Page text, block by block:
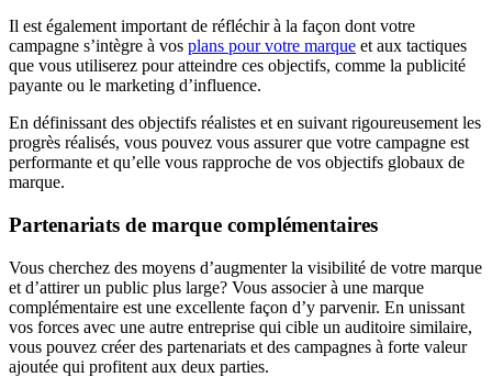
Il est également important de réfléchir à la façon dont votre
campagne s’intègre à vos plans pour votre marque et aux tactiques
que vous utiliserez pour atteindre ces objectifs, comme la publicité
payante ou le marketing d’influence.
En définissant des objectifs réalistes et en suivant rigoureusement les
progrès réalisés, vous pouvez vous assurer que votre campagne est
performante et qu’elle vous rapproche de vos objectifs globaux de
marque.
Partenariats de marque complémentaires
Vous cherchez des moyens d’augmenter la visibilité de votre marque
et d’attirer un public plus large? Vous associer à une marque
complémentaire est une excellente façon d’y parvenir. En unissant
vos forces avec une autre entreprise qui cible un auditoire similaire,
vous pouvez créer des partenariats et des campagnes à forte valeur
ajoutée qui profitent aux deux parties.